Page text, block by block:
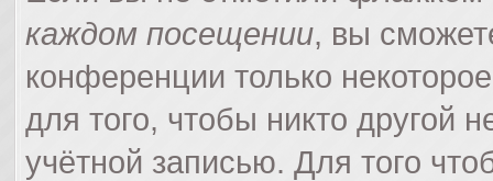
каждом посещении, вы
конференции только
для того, чтобы никто другой
учётной записью. Для того